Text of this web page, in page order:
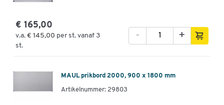
€ 165,00
v.a. € 145,00 per st. vanaf 3
st.
+
-
MAUL prikbord 2000, 900 x 1800 mm
Artikelnummer: 29803